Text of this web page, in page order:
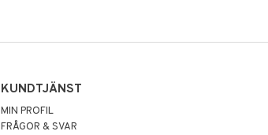
KUNDTJÄNST
MIN PROFIL
FRÅGOR & SVAR